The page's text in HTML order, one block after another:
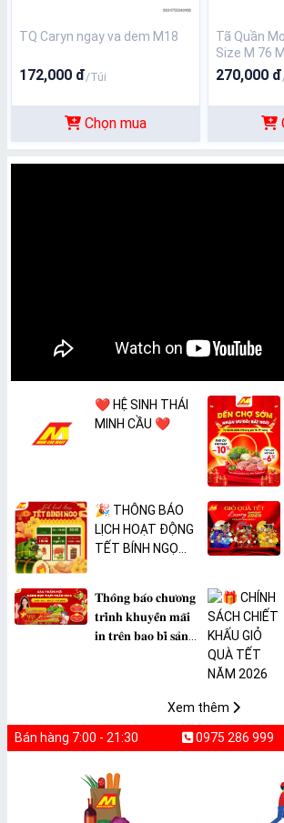
TQ Caryn ngay va dem M18
172,000 đ/Túi
Chọn mua
Tã Quần
Size M 76
270,000 đ
❤️ HỆ SINH THÁI
MINH CẦU ❤️
🎉 THÔNG BÁO
LỊCH HOẠT ĐỘNG
TẾT BÍNH NGỌ
𝐓𝐡𝐨̂𝐧𝐠 𝐛𝐚́𝐨 𝐜𝐡𝐮̛𝐨̛𝐧𝐠
𝐭𝐫𝐢̀𝐧𝐡 𝐤𝐡𝐮𝐲𝐞̂́𝐧 𝐦𝐚̃𝐢
𝐢𝐧 𝐭𝐫𝐞̂𝐧 𝐛𝐚𝐨 𝐛𝐢̀ 𝐬𝐚̉𝐧
Xem thêm
Bán hàng 7:00 - 21:30 0975 286 999